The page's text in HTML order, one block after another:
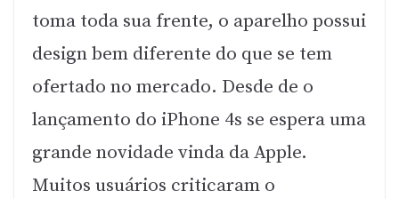
toma toda sua frente, o aparelho possui
design bem diferente do que se tem
ofertado no mercado. Desde de o
lançamento do iPhone 4s se espera uma
grande novidade vinda da Apple.
Muitos usuários criticaram o